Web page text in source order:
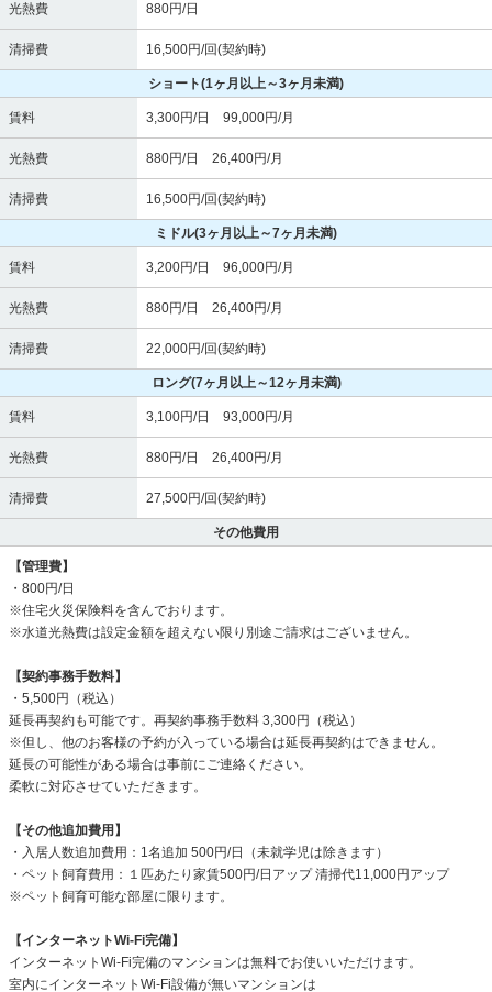
光熱費 880円/日
清掃費 16,500円/回(契約時)
ショート(1ヶ月以上～3ヶ月未満)
賃料 3,300円/日 99,000円/月
光熱費 880円/日 26,400円/月
清掃費 16,500円/回(契約時)
ミドル(3ヶ月以上～7ヶ月未満)
賃料 3,200円/日 96,000円/月
光熱費 880円/日 26,400円/月
清掃費 22,000円/回(契約時)
ロング(7ヶ月以上～12ヶ月未満)
賃料 3,100円/日 93,000円/月
光熱費 880円/日 26,400円/月
清掃費 27,500円/回(契約時)
その他費用
【管理費】
・800円/日
※住宅火災保険料を含んでおります。
※水道光熱費は設定金額を超えない限り別途ご請求はございません。
【契約事務手数料】
・5,500円（税込）
延長再契約も可能です。再契約事務手数料 3,300円（税込）
※但し、他のお客様の予約が入っている場合は延長再契約はできません。
延長の可能性がある場合は事前にご連絡ください。
柔軟に対応させていただきます。
【その他追加費用】
・入居人数追加費用：1名追加 500円/日（未就学児は除きます）
・ペット飼育費用：１匹あたり家賃500円/日アップ 清掃代11,000円アップ
※ペット飼育可能な部屋に限ります。
【インターネットWi-Fi完備】
インターネットWi-Fi完備のマンションは無料でお使いいただけます。
室内にインターネットWi-Fi設備が無いマンションは